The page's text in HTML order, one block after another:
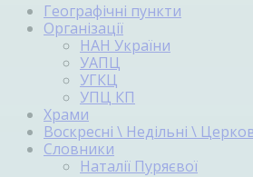
Географічні пункти
Організації
НАН України
УАПЦ
УГКЦ
УПЦ КП
Храми
Воскресні \ Недільні \
Словники
Наталії Пуряєвої